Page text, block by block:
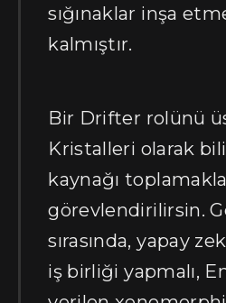
sığınaklar inşa
kalmıştır.
Bir Drifter rolünü
Kristalleri olarak
kaynağı toplamakla
görevlendirilirsin.
sırasında, yapay
iş birliği yapmalı,